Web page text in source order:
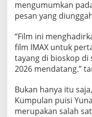
mengumumkan
pesan yang
“Film ini
film IMAX untuk
tayang di bioskop di
2026 mendatang.”
Bukan hanya itu
Kumpulan puisi
merupakan salah